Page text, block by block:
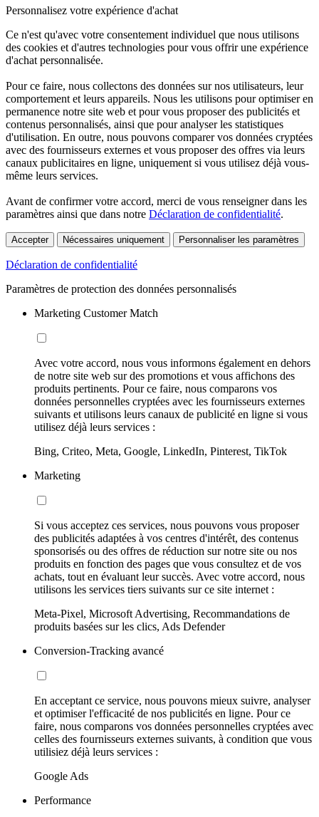
Personnalisez votre expérience d'achat
Ce n'est qu'avec votre consentement individuel que nous utilisons
des cookies et d'autres technologies pour vous offrir une expérience
d'achat personnalisée.
Pour ce faire, nous collectons des données sur nos utilisateurs, leur
comportement et leurs appareils. Nous les utilisons pour optimiser en
permanence notre site web et pour vous proposer des publicités et
contenus personnalisés, ainsi que pour analyser les statistiques
d'utilisation. En outre, nous pouvons comparer vos données cryptées
avec des fournisseurs externes et vous proposer des offres via leurs
canaux publicitaires en ligne, uniquement si vous utilisez déjà vous-
même leurs services.
Avant de confirmer votre accord, merci de vous renseigner dans les
paramètres ainsi que dans notre Déclaration de confidentialité.
Accepter Nécessaires uniquement Personnaliser les paramètres
Déclaration de confidentialité
Paramètres de protection des données personnalisés
Marketing Customer Match
Avec votre accord, nous vous informons également en dehors
de notre site web sur des promotions et vous affichons des
produits pertinents. Pour ce faire, nous comparons vos
données personnelles cryptées avec les fournisseurs externes
suivants et utilisons leurs canaux de publicité en ligne si vous
utilisez déjà leurs services :
Bing, Criteo, Meta, Google, LinkedIn, Pinterest, TikTok
Marketing
Si vous acceptez ces services, nous pouvons vous proposer
des publicités adaptées à vos centres d'intérêt, des contenus
sponsorisés ou des offres de réduction sur notre site ou nos
produits en fonction des pages que vous consultez et de vos
achats, tout en évaluant leur succès. Avec votre accord, nous
utilisons les services tiers suivants sur ce site internet :
Meta-Pixel, Microsoft Advertising, Recommandations de
produits basées sur les clics, Ads Defender
Conversion-Tracking avancé
En acceptant ce service, nous pouvons mieux suivre, analyser
et optimiser l'efficacité de nos publicités en ligne. Pour ce
faire, nous comparons vos données personnelles cryptées avec
celles des fournisseurs externes suivants, à condition que vous
utilisiez déjà leurs services :
Google Ads
Performance